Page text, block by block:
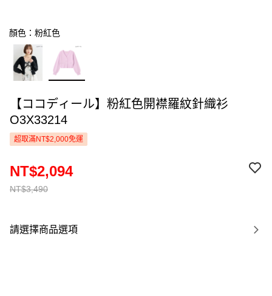
顏色：粉紅色
【ココディール】粉紅色開襟羅紋針織衫
O3X33214
超取滿NT$2,000免運
NT$3,490
NT$2,094
請選擇商品選項